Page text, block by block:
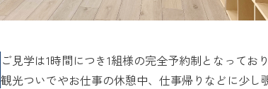
ご見学は1時間につき1組様の完全予約制となっており
観光ついでやお仕事の休憩中、仕事帰りなどに少し